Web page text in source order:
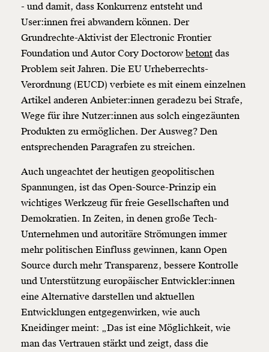
- und damit, dass Konkurrenz entsteht und
User:innen frei abwandern können. Der
Grundrechte-Aktivist der Electronic Frontier
Foundation und Autor Cory Doctorow betont das
Problem seit Jahren. Die EU Urheberrechts-
Verordnung (EUCD) verbiete es mit einem einzelnen
Artikel anderen Anbieter:innen geradezu bei Strafe,
Wege für ihre Nutzer:innen aus solch eingezäunten
Produkten zu ermöglichen. Der Ausweg? Den
entsprechenden Paragrafen zu streichen.
Auch ungeachtet der heutigen geopolitischen
Spannungen, ist das Open-Source-Prinzip ein
wichtiges Werkzeug für freie Gesellschaften und
Demokratien. In Zeiten, in denen große Tech-
Unternehmen und autoritäre Strömungen immer
mehr politischen Einfluss gewinnen, kann Open
Source durch mehr Transparenz, bessere Kontrolle
und Unterstützung europäischer Entwickler:innen
eine Alternative darstellen und aktuellen
Entwicklungen entgegenwirken, wie auch
Kneidinger meint: „Das ist eine Möglichkeit, wie
man das Vertrauen stärkt und zeigt, dass die